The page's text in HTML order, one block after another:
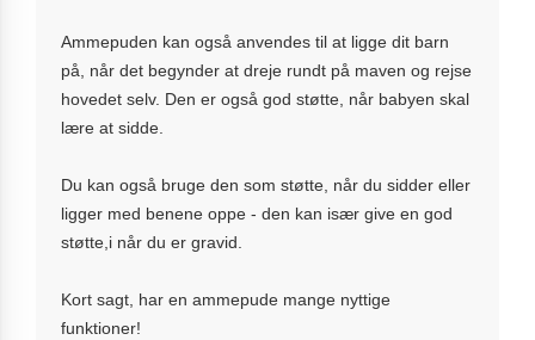
Ammepuden kan også anvendes til at ligge dit barn
på, når det begynder at dreje rundt på maven og rejse
hovedet selv. Den er også god støtte, når babyen skal
lære at sidde.
Du kan også bruge den som støtte, når du sidder eller
ligger med benene oppe - den kan især give en god
støtte,i når du er gravid.
Kort sagt, har en ammepude mange nyttige
funktioner!